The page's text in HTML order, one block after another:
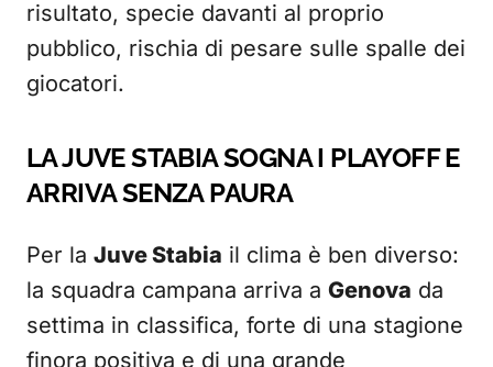
risultato, specie davanti al proprio
pubblico, rischia di pesare sulle spalle dei
giocatori.
LA JUVE STABIA SOGNA I PLAYOFF E
ARRIVA SENZA PAURA
Per la Juve Stabia il clima è ben diverso:
la squadra campana arriva a Genova da
settima in classifica, forte di una stagione
finora positiva e di una grande